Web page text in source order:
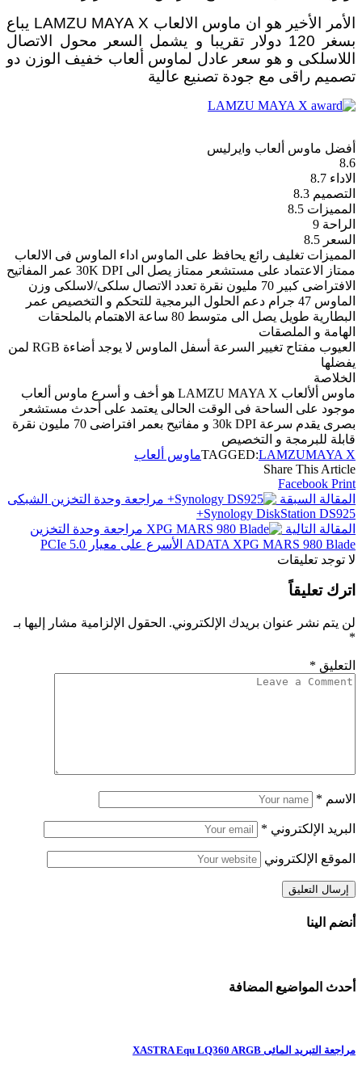
الأمر الأخير هو ان ماوس الالعاب LAMZU MAYA X يباع
بسغر 120 دولار تقريبا و يشمل السعر محول الاتصال
اللاسلكى و هو سعر عادل لماوس ألعاب خفيف الوزن دو
تصميم راقى مع جودة تصنيع عالية
أفضل ماوس ألعاب وايرليس
8.6
الاداء 8.7
التصميم 8.3
المميزات 8.5
الراحة 9
السعر 8.5
المميزات تغليف رائع يحافظ على الماوس اداء الماوس فى الالعاب
ممتاز
الاعتماد على مستشعر ممتاز يصل الى 30K DPI
عمر المفاتيح
الافتراضى كبير 70 مليون نقرة
تعدد الاتصال سلكى/لاسلكى وزن
الماوس 47 جرام
دعم الحلول البرمجية للتحكم و التخصيص عمر
البطارية طويل يصل الى متوسط 80 ساعة
الاهتمام بالملحقات
الهامة و الملصقات
العيوب مفتاح تغيير السرعة أسفل الماوس
لا يوجد أضاءة RGB لمن
يفضلها
الخلاصة
ماوس ألألعاب LAMZU MAYA X هو أخف و أسرع ماوس ألعاب
موجود على الساحة فى الوقت الحالى يعتمد على أحدث مستشعر
بصرى يقدم سرعة 30k DPI و مفاتيح بعمر افتراضى 70 مليون نقرة
قابلة للبرمجة و التخصيص
TAGGED:LAMZUMAYA X
ماوس ألعاب
Share This Article
Facebook Print
المقالة السبقة
مراجعة وحدة التخزين الشبكى
Synology DiskStation DS925+
المقالة التالية
مراجعة وحدة التخزين
ADATA XPG MARS 980 Blade الأسرع على معيار PCIe 5.0
لا توجد تعليقات
اترك تعليقاً
لن يتم نشر عنوان بريدك الإلكتروني. الحقول الإلزامية مشار إليها بـ
*
التعليق *
الاسم *
البريد الإلكتروني *
الموقع الإلكتروني
أنضم الينا
أحدث المواضيع المضافة
مراجعة التبريد المائى XASTRA Equ LQ360 ARGB